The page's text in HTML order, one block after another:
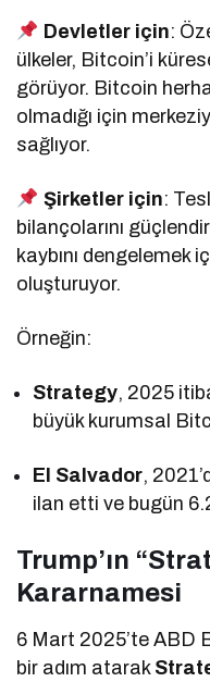
Devletler için:
ülkeler, Bitcoin’i
görüyor. Bitcoin
olmadığı için
sağlıyor.
Şirketler için:
bilançolarını
kaybını dengelemek
oluşturuyor.
Örneğin:
Strategy, 2025
büyük kurumsal
El Salvador,
ilan etti ve bugün
Trump’ın
Kararnamesi
6 Mart 2025’te ABD
bir adım atarak